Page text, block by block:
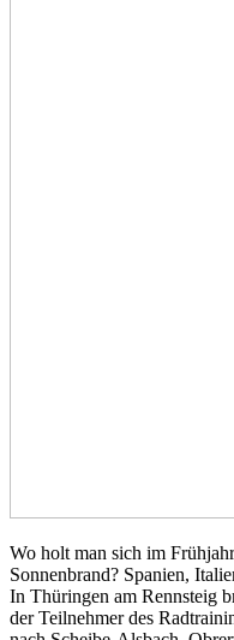
Wo holt man sich im
Sonnenbrand? Spanien,
In Thüringen am Rennsteig
der Teilnehmer des